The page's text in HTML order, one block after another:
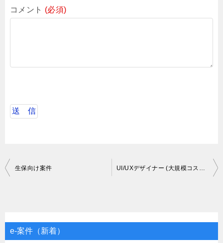
コメント (必須)
投
ゲ
生保向け案件 UI/UXデザイナー (大規模コスメECプラットフォーム
e-案件（新着）